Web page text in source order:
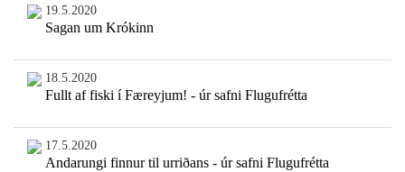
19.5.2020
Sagan um Krókinn
18.5.2020
Fullt af fiski í Færeyjum! - úr safni Flugufrétta
17.5.2020
Andarungi finnur til urriðans - úr safni Flugufrétta